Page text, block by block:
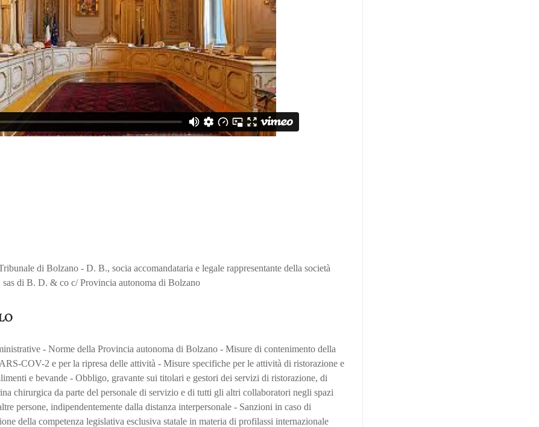
di Bolzano - D. B., socia accomandataria e legale rappresentante della società
sas di B. D. & co c/ Provincia autonoma di Bolzano
- Norme della Provincia autonoma di Bolzano - Misure di contenimento della
COV-2 e per la ripresa delle attività - Misure specifiche per le attività di ristorazione e
e bevande - Obbligo, gravante sui titolari e gestori dei servizi di ristorazione, di
chirurgica da parte del personale di servizio e di tutti gli altri collaboratori negli spazi
persone, indipendentemente dalla distanza interpersonale - Sanzioni in caso di
della competenza legislativa esclusiva statale in materia di profilassi internazionale